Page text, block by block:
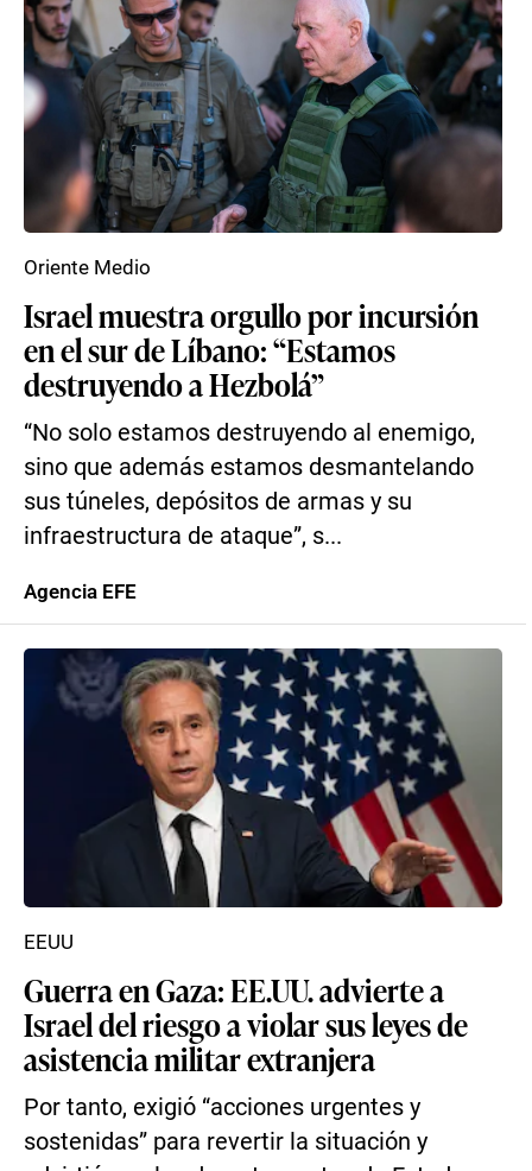
Israel muestra orgullo por incursión
en el sur de Líbano: “Estamos
destruyendo a Hezbolá”
“No solo estamos destruyendo al enemigo,
sino que además estamos desmantelando
sus túneles, depósitos de armas y su
infraestructura de ataque”, s...
Oriente Medio
Agencia EFE
Guerra en Gaza: EE.UU. advierte a
Israel del riesgo a violar sus leyes de
asistencia militar extranjera
Por tanto, exigió “acciones urgentes y
sostenidas” para revertir la situación y
EEUU